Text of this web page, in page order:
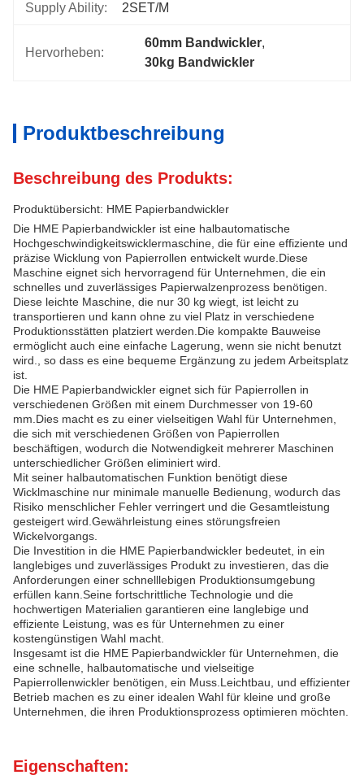
Supply Ability: 2SET/M
Hervorheben:
60mm Bandwickler,
30kg Bandwickler
Produktbeschreibung
Beschreibung des Produkts:
Produktübersicht: HME Papierbandwickler
Die HME Papierbandwickler ist eine halbautomatische
Hochgeschwindigkeitswicklermaschine, die für eine effiziente und
präzise Wicklung von Papierrollen entwickelt wurde.Diese
Maschine eignet sich hervorragend für Unternehmen, die ein
schnelles und zuverlässiges Papierwalzenprozess benötigen.
Diese leichte Maschine, die nur 30 kg wiegt, ist leicht zu
transportieren und kann ohne zu viel Platz in verschiedene
Produktionsstätten platziert werden.Die kompakte Bauweise
ermöglicht auch eine einfache Lagerung, wenn sie nicht benutzt
wird., so dass es eine bequeme Ergänzung zu jedem Arbeitsplatz
ist.
Die HME Papierbandwickler eignet sich für Papierrollen in
verschiedenen Größen mit einem Durchmesser von 19-60
mm.Dies macht es zu einer vielseitigen Wahl für Unternehmen,
die sich mit verschiedenen Größen von Papierrollen
beschäftigen, wodurch die Notwendigkeit mehrerer Maschinen
unterschiedlicher Größen eliminiert wird.
Mit seiner halbautomatischen Funktion benötigt diese
Wicklmaschine nur minimale manuelle Bedienung, wodurch das
Risiko menschlicher Fehler verringert und die Gesamtleistung
gesteigert wird.Gewährleistung eines störungsfreien
Wickelvorgangs.
Die Investition in die HME Papierbandwickler bedeutet, in ein
langlebiges und zuverlässiges Produkt zu investieren, das die
Anforderungen einer schnelllebigen Produktionsumgebung
erfüllen kann.Seine fortschrittliche Technologie und die
hochwertigen Materialien garantieren eine langlebige und
effiziente Leistung, was es für Unternehmen zu einer
kostengünstigen Wahl macht.
Insgesamt ist die HME Papierbandwickler für Unternehmen, die
eine schnelle, halbautomatische und vielseitige
Papierrollenwickler benötigen, ein Muss.Leichtbau, und effizienter
Betrieb machen es zu einer idealen Wahl für kleine und große
Unternehmen, die ihren Produktionsprozess optimieren möchten.
Eigenschaften: